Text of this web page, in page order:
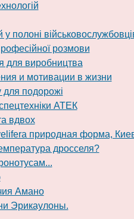
полоні
розмови
для виробництва
и мотивации в жизни
для подорожі
АТЕК
вдвох
природная форма,
дросселя?
Амано
Эрикаулоны.